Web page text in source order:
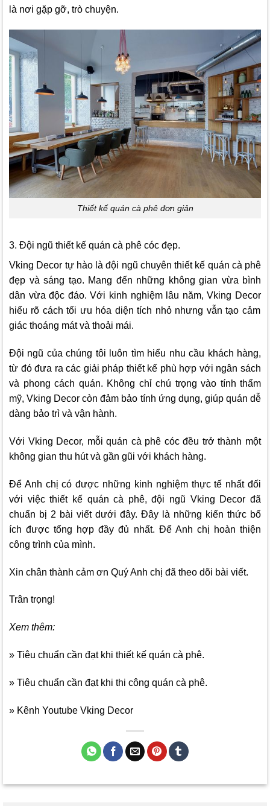
là nơi gặp gỡ, trò chuyện.
Thiết kế quán cà phê đơn giản
3. Đội ngũ thiết kế quán cà phê cóc đẹp.
Vking Decor tự hào là đội ngũ chuyên thiết kế quán cà phê
đẹp và sáng tạo. Mang đến những không gian vừa bình
dân vừa độc đáo. Với kinh nghiệm lâu năm,Vking Decor
hiểu rõ cách tối ưu hóa diện tích nhỏ nhưng vẫn tạo cảm
giác thoáng mát và thoải mái.
Đội ngũ của chúng tôi luôn tìm hiểu nhu cầu khách hàng,
từ đó đưa ra các giải pháp thiết kế phù hợp với ngân sách
và phong cách quán. Không chỉ chú trọng vào tính thẩm
mỹ,Vking Decor còn đảm bảo tính ứng dụng, giúp quán dễ
dàng bảo trì và vận hành.
Với Vking Decor, mỗi quán cà phê cóc đều trở thành một
không gian thu hút và gần gũi với khách hàng.
Để Anh chị có được những kinh nghiệm thực tế nhất đối
với việc thiết kế quán cà phê, đội ngũ Vking Decor đã
chuẩn bị 2 bài viết dưới đây. Đây là những kiến thức bổ
ích được tổng hợp đầy đủ nhất. Để Anh chị hoàn thiện
công trình của mình.
Xin chân thành cảm ơn Quý Anh chị đã theo dõi bài viết.
Trân trọng!
Xem thêm:
» Tiêu chuẩn cần đạt khi thiết kế quán cà phê.
» Tiêu chuẩn cần đạt khi thi công quán cà phê.
» Kênh Youtube Vking Decor